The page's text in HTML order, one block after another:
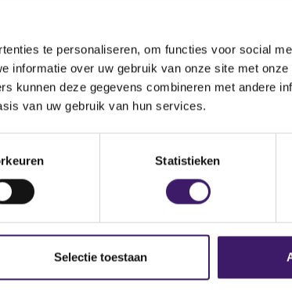
te personaliseren, om functies voor social
informatie over uw gebruik van onze site met
kunnen deze gegevens combineren met andere
van uw gebruik van hun services.
Statistieken
Selectie toestaan
Land bevoegde autoriteit